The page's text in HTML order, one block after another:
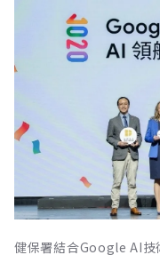
健保署結合Google AI技